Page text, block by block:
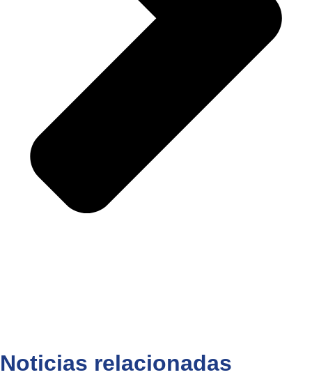
Noticias relacionadas